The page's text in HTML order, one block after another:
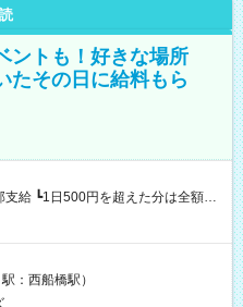
ントも！好きな場所
その日に給料もら
担となります ★日払いOK！
日に現金GET♪ お仕事後はコンビニ
：西船橋駅）